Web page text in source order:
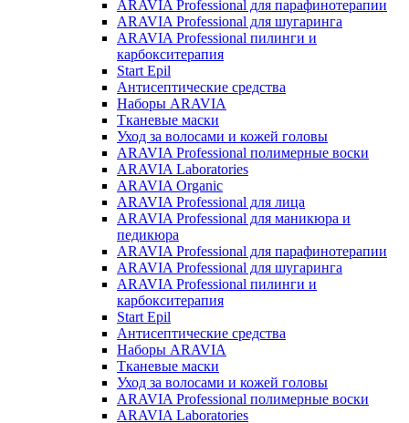
ARAVIA Professional для парафинотерапии
ARAVIA Professional для шугаринга
ARAVIA Professional пилинги и
карбокситерапия
Start Epil
Антисептические средства
Наборы ARAVIA
Тканевые маски
Уход за волосами и кожей головы
ARAVIA Professional полимерные воски
ARAVIA Laboratories
ARAVIA Organic
ARAVIA Professional для лица
ARAVIA Professional для маникюра и
педикюра
ARAVIA Professional для парафинотерапии
ARAVIA Professional для шугаринга
ARAVIA Professional пилинги и
карбокситерапия
Start Epil
Антисептические средства
Наборы ARAVIA
Тканевые маски
Уход за волосами и кожей головы
ARAVIA Professional полимерные воски
ARAVIA Laboratories